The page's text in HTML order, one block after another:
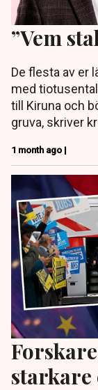
”Vem
De flesta av er
med
till Kiruna och
gruva, skriver
1 month ago |